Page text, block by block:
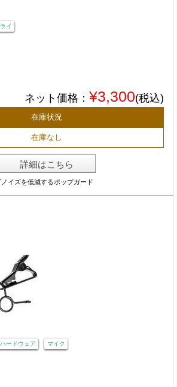
イ
ネット価格： ¥3,300(税込)
在庫状況
在庫なし
詳細はこちら
イズを低減するポップガード
ードウェア マイク